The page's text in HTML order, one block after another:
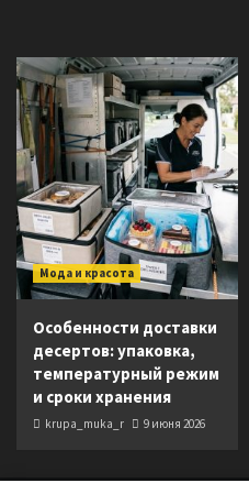
Мода и красота
Особенности доставки
десертов: упаковка,
температурный режим
и сроки хранения
krupa_muka_r 9 июня 2026